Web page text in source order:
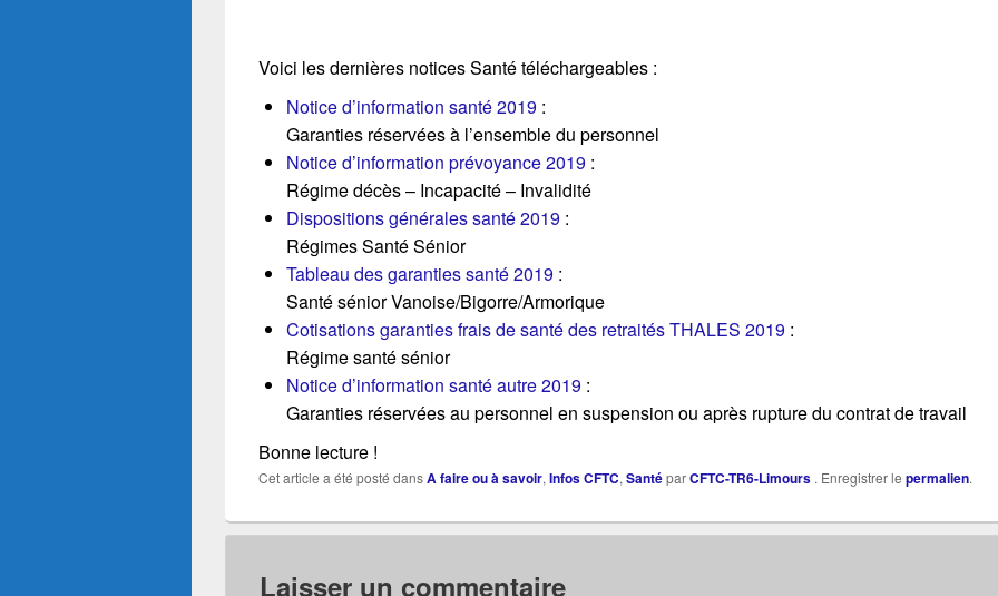
Voici les dernières notices Santé téléchargeables :
Notice d’information santé 2019 :
Garanties réservées à l’ensemble du personnel
Notice d’information prévoyance 2019 :
Régime décès – Incapacité – Invalidité
Dispositions générales santé 2019 :
Régimes Santé Sénior
Tableau des garanties santé 2019 :
Santé sénior Vanoise/Bigorre/Armorique
Cotisations garanties frais de santé des retraités THALES 2019 :
Régime santé sénior
Notice d’information santé autre 2019 :
Garanties réservées au personnel en suspension ou après rupture du contrat de travail
Bonne lecture !
Cet article a été posté dansA faire ou à savoir, Infos CFTC, SantéparCFTC-TR6-Limours . Enregistrer le permalien.
Laisser un commentaire